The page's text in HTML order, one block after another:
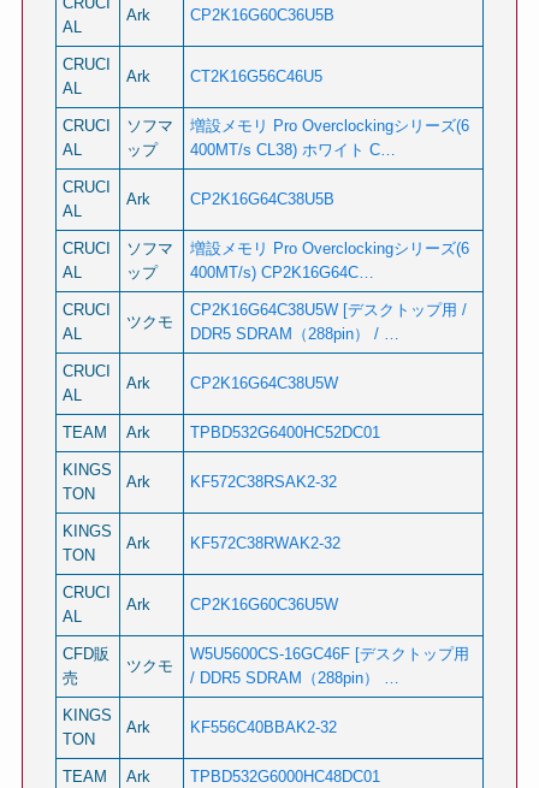
AL
Ark CP2K16G60C36U5B
CRUCI
AL
Ark CT2K16G56C46U5
CRUCI
AL
ソフマ
ップ
増設メモリ Pro Overclockingシリーズ(6
400MT/s CL38) ホワイト C…
CRUCI
AL
Ark CP2K16G64C38U5B
CRUCI
AL
ソフマ
ップ
増設メモリ Pro Overclockingシリーズ(6
400MT/s) CP2K16G64C…
CRUCI
AL
ツクモ
CP2K16G64C38U5W [デスクトップ用 /
DDR5 SDRAM（288pin） / …
CRUCI
AL
Ark CP2K16G64C38U5W
TEAM Ark TPBD532G6400HC52DC01
KINGS
TON
Ark KF572C38RSAK2-32
KINGS
TON
Ark KF572C38RWAK2-32
CRUCI
AL
Ark CP2K16G60C36U5W
CFD販
売
ツクモ
W5U5600CS-16GC46F [デスクトップ用
/ DDR5 SDRAM（288pin） …
KINGS
TON
Ark KF556C40BBAK2-32
TEAM Ark TPBD532G6000HC48DC01